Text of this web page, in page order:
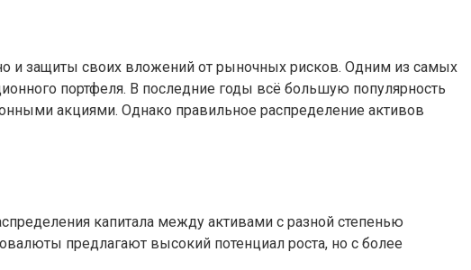
и защиты своих вложений от рыночных рисков. Одним из самых
портфеля. В последние годы всё большую популярность
акциями. Однако правильное распределение активов
капитала между активами с разной степенью
предлагают высокий потенциал роста, но с более